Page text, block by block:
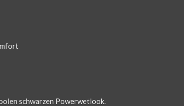
schwarzen Powerwetlook.